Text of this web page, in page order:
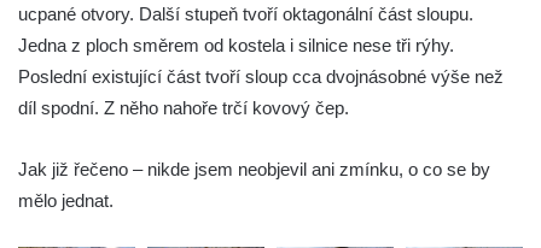
Socha Přátelství v ZOO Hluboká
Socha Matka příroda v ZOO Hluboká
Socha Lišky v ZOO Hluboká
Socha Vlčice s mládětem v ZOO Hluboká
Socha Rys číhající na srnu v ZOO Hluboká
ucpané otvory. Další stupeň tvoří oktagonální část sloupu.
Jedna z ploch směrem od kostela i silnice nese tři rýhy.
Poslední existující část tvoří sloup cca dvojnásobné výše než
díl spodní. Z něho nahoře trčí kovový čep.
Jak již řečeno – nikde jsem neobjevil ani zmínku, o co se by
mělo jednat.